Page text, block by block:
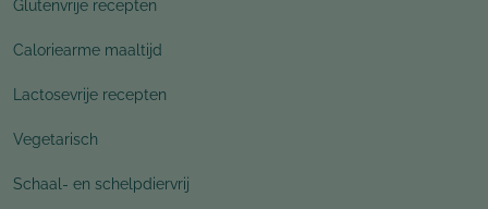
Glutenvrije recepten
Caloriearme maaltijd
Lactosevrije recepten
Vegetarisch
Schaal- en schelpdiervrij